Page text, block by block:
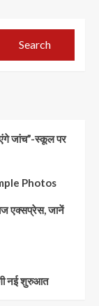
Search
जांच”-स्कूल पर
Photos
एक्सप्रेस, जानें
नई शुरुआत